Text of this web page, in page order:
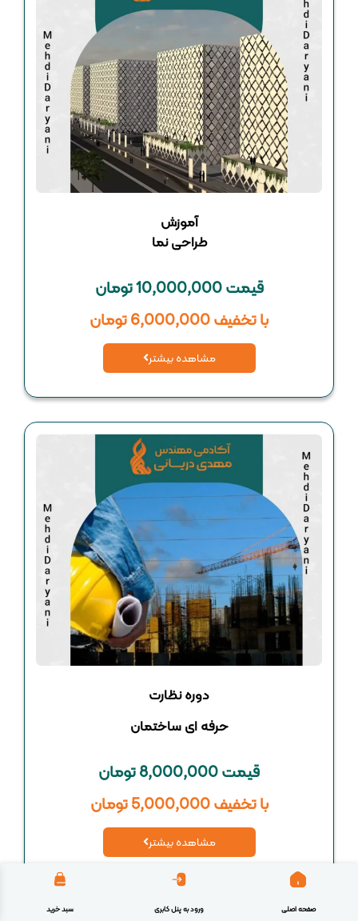
آموزش
طراحی نما
قیمت 10,000,000 تومان
با تخفیف 6,000,000 تومان
مشاهده بیشتر
دوره نظارت
حرفه ای ساختمان
قیمت 8,000,000 تومان
با تخفیف 5,000,000 تومان
مشاهده بیشتر
صفحه اصلی ورود به پنل کابری سبد خرید